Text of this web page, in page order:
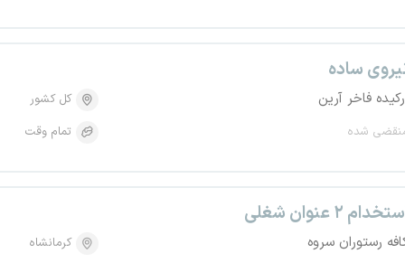
ساده
فاخر آرین
شده
کل کشور
تمام وقت
۲ عنوان شغلی
رستوران سروه
کرمانشاه